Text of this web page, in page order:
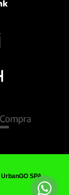
UrbanGO SPA.